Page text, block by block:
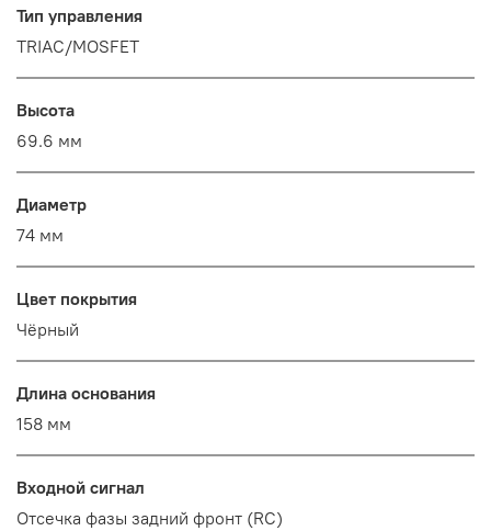
Тип управления
TRIAC/MOSFET
Высота
69.6 мм
Диаметр
74 мм
Цвет покрытия
Чёрный
Длина основания
158 мм
Входной сигнал
Отсечка фазы задний фронт (RC)